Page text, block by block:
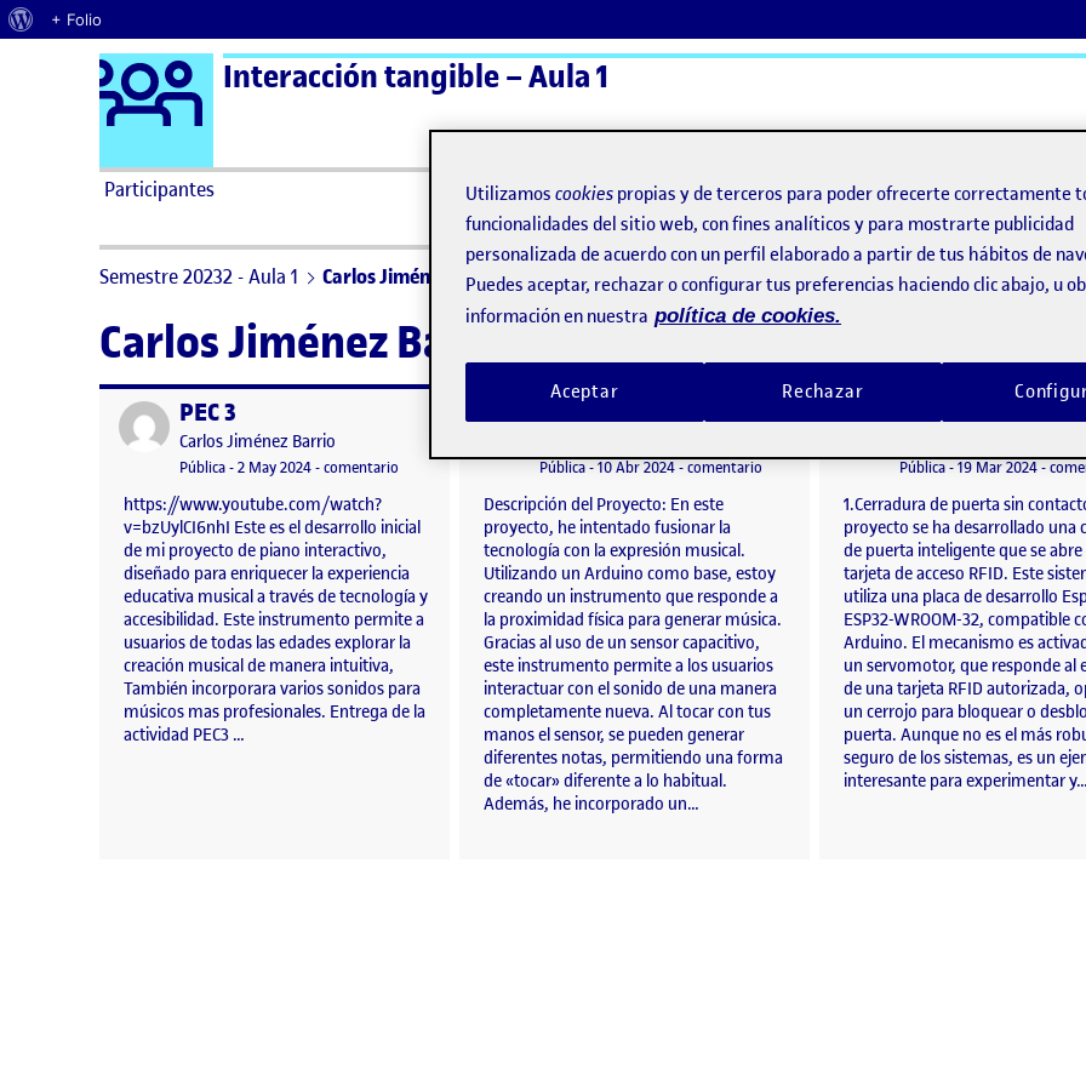
Acerca de WordPress
+ Folio
Saltar al contenido Logo Ágora
Interacción tangible – Aula 1
Participantes ActiFolios
Semestre 20232 - Aula 1 Carlos Jiménez Barrio
Carlos Jiménez Barrio
Publicado por
PEC 3
Publicado por
Carlos Jiménez Barrio
Visibilidad:
Pública-Fecha de publicación
2 May 2024-comentario en PEC 3
https://www.youtube.com/watch?
v=bzUylCI6nhI Este es el desarrollo inicial
de mi proyecto de piano interactivo,
diseñado para enriquecer la experiencia
educativa musical a través de tecnología y
accesibilidad. Este instrumento permite a
usuarios de todas las edades explorar la
creación musical de manera intuitiva,
También incorporara varios sonidos para
músicos mas profesionales. Entrega de la
actividad PEC3 …
Pec 2 Primer proyecto arduino
Visibilidad:
Pública-Fecha de publicación
10 Abr 2024-comentarioen Pec 2 Primer proyecto arduino
Descripción del Proyecto: En este
proyecto, he intentado fusionar la
tecnología con la expresión musical.
Utilizando un Arduino como base, estoy
creando un instrumento que responde a
la proximidad física para generar música.
Gracias al uso de un sensor capacitivo,
este instrumento permite a los usuarios
interactuar con el sonido de una manera
completamente nueva. Al tocar con tus
manos el sensor, se pueden generar
diferentes notas, permitiendo una forma
de «tocar» diferente a lo habitual.
Además, he incorporado un…
Visibilidad:
Pública-Fecha de
19 Mar 2024-
1.Cerradura de puerta sin
proyecto se ha desarrollado una
de puerta inteligente que se abre
tarjeta de acceso RFID. Este
utiliza una placa de desarrollo
ESP32-WROOM-32, compatible
Arduino. El mecanismo es
un servomotor, que responde al
de una tarjeta RFID autorizada,
un cerrojo para bloquear o
puerta. Aunque no es el más
seguro de los sistemas, es un
interesante para experimentar y…
Utilizamos cookies propias y de terceros para poder ofrecerte correctamente
funcionalidades del sitio web, con fines analíticos y para mostrarte publicidad
personalizada de acuerdo con un perfil elaborado a partir de tus hábitos de
Puedes aceptar, rechazar o configurar tus preferencias haciendo clic abajo, u
información en nuestra política de cookies.
Rechazar
Aceptar